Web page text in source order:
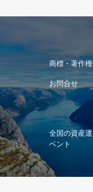
商標・著作
お問合せ
全国の資産
ベント